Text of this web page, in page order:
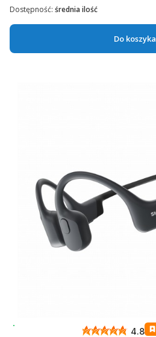
Do koszyka
Dostępność: średnia ilość
4.8